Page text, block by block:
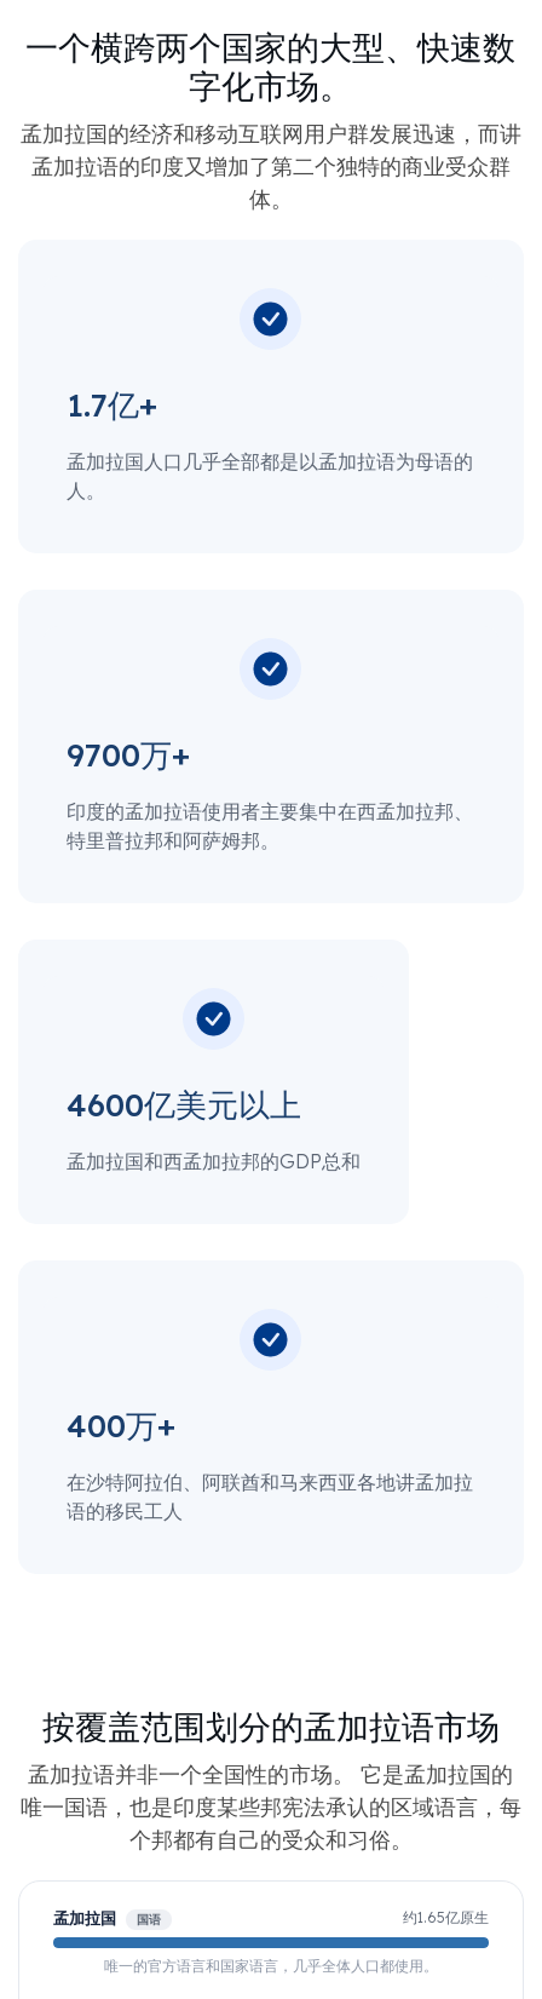
一个横跨两个国家的大型、快速数
字化市场。
孟加拉国的经济和移动互联网用户群发展迅速，而讲
孟加拉语的印度又增加了第二个独特的商业受众群
体。
1.7亿+
孟加拉国人口几乎全部都是以孟加拉语为母语的
人。
9700万+
印度的孟加拉语使用者主要集中在西孟加拉邦、
特里普拉邦和阿萨姆邦。
4600亿美元以上
孟加拉国和西孟加拉邦的GDP总和
400万+
在沙特阿拉伯、阿联酋和马来西亚各地讲孟加拉
语的移民工人
按覆盖范围划分的孟加拉语市场
孟加拉语并非一个全国性的市场。 它是孟加拉国的
唯一国语，也是印度某些邦宪法承认的区域语言，每
个邦都有自己的受众和习俗。
孟加拉国 国语 约1.65亿原生
唯一的官方语言和国家语言，几乎全体人口都使用。